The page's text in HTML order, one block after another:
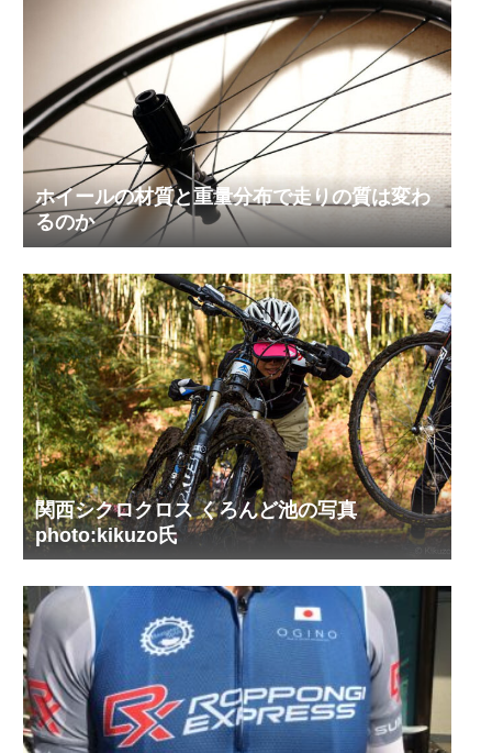
ホイールの材質と重量分布で走りの質は変わ
るのか
関西シクロクロス くろんど池の写真
photo:kikuzo氏